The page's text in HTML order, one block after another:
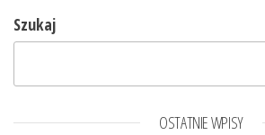
Szukaj
OSTATNIE WPISY